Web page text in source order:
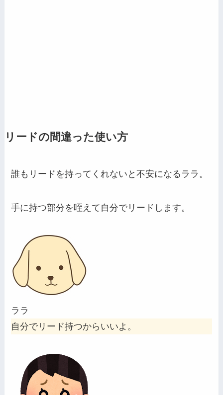
リードの間違った使い方
誰もリードを持ってくれないと不安になるララ。
手に持つ部分を咥えて自分でリードします。
ララ
自分でリード持つからいいよ。